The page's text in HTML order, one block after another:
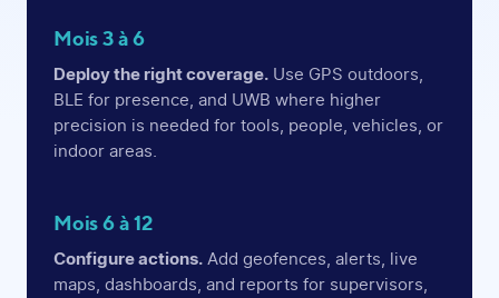
Mois 3 à 6
Deploy the right coverage. Use GPS outdoors,
BLE for presence, and UWB where higher
precision is needed for tools, people, vehicles, or
indoor areas.
Mois 6 à 12
Configure actions. Add geofences, alerts, live
maps, dashboards, and reports for supervisors,